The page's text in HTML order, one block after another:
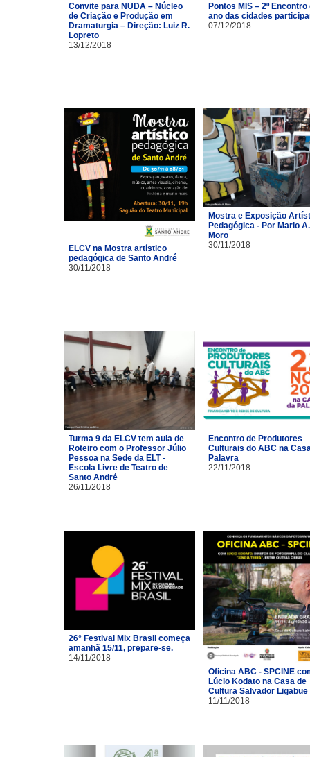
Convite para NUDA – Núcleo
de Criação e Produção em
Dramaturgia – Direção: Luiz R.
Lopreto
13/12/2018
Pontos MIS – 2º Encontro
ano das cidades
07/12/2018
ELCV na Mostra artístico
pedagógica de Santo André
30/11/2018
Mostra e Exposição
Pedagógica - Por Mario A.
Moro
30/11/2018
Turma 9 da ELCV tem aula de
Roteiro com o Professor Júlio
Pessoa na Sede da ELT -
Escola Livre de Teatro de
Santo André
26/11/2018
Encontro de Produtores
Culturais do ABC na
Palavra
22/11/2018
26° Festival Mix Brasil começa
amanhã 15/11, prepare-se.
14/11/2018
Oficina ABC - SPCINE
Lúcio Kodato na Casa de
Cultura Salvador Ligabue
11/11/2018